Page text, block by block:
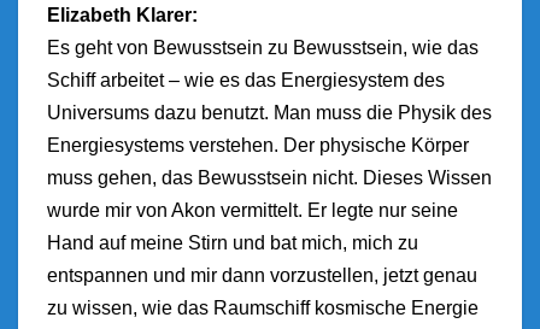
Elizabeth Klarer:
Es geht von Bewusstsein zu Bewusstsein, wie das
Schiff arbeitet – wie es das Energiesystem des
Universums dazu benutzt. Man muss die Physik des
Energiesystems verstehen. Der physische Körper
muss gehen, das Bewusstsein nicht. Dieses Wissen
wurde mir von Akon vermittelt. Er legte nur seine
Hand auf meine Stirn und bat mich, mich zu
entspannen und mir dann vorzustellen, jetzt genau
zu wissen, wie das Raumschiff kosmische Energie